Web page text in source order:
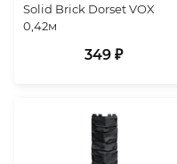
Solid Brick Dorset VOX
0,42м
349 ₽